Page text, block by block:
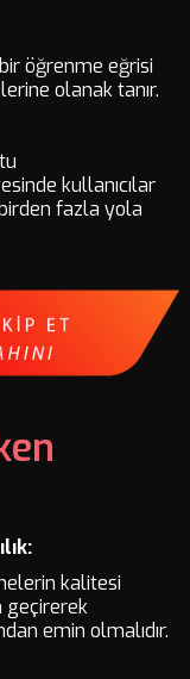
öğrenme eğrisi
olanak tanır.
kullanıcılar
fazla yola
kalitesi
geçirerek
emin olmalıdır.